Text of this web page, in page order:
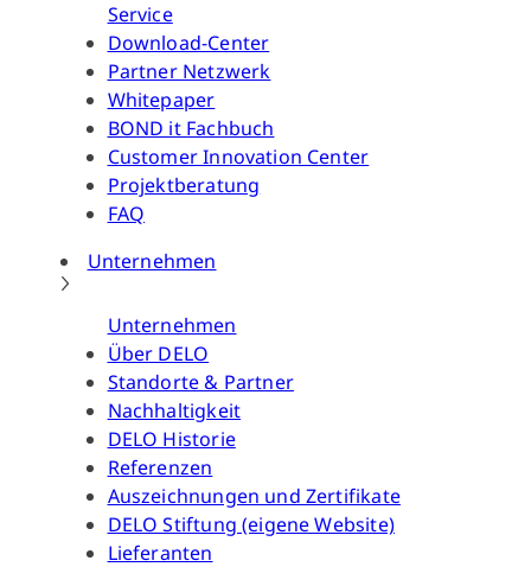
Service
Download-Center
Partner Netzwerk
Whitepaper
BOND it Fachbuch
Customer Innovation Center
Projektberatung
FAQ
Unternehmen
Unternehmen
Über DELO
Standorte & Partner
Nachhaltigkeit
DELO Historie
Referenzen
Auszeichnungen und Zertifikate
DELO Stiftung (eigene Website)
Lieferanten